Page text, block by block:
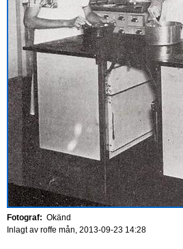
Fotograf: Okänd
Inlagt av roffe mån, 2013-09-23 14:28